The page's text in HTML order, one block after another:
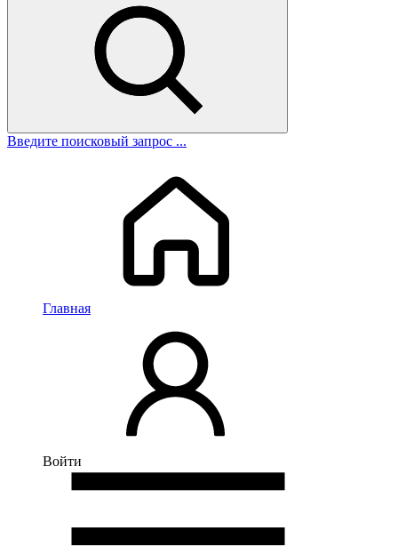
Введите поисковый запрос ...
Главная
Войти